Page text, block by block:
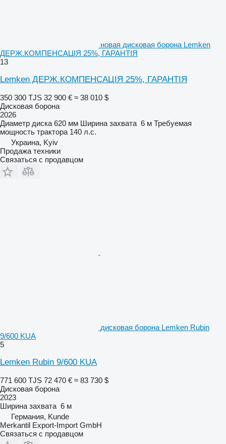
новая дисковая борона Lemken
ДЕРЖ.КОМПЕНСАЦІЯ 25%, ГАРАНТІЯ
13
Lemken ДЕРЖ.КОМПЕНСАЦІЯ 25%, ГАРАНТІЯ
350 300 TJS 32 900 € ≈ 38 010 $
Дисковая борона
2026
Диаметр диска 620 мм Ширина захвата 6 м Требуемая
мощность трактора 140 л.с.
Украина, Kyiv
Продажа техники
Связаться с продавцом
дисковая борона Lemken Rubin
9/600 KUA
5
Lemken Rubin 9/600 KUA
771 600 TJS 72 470 € ≈ 83 730 $
Дисковая борона
2023
Ширина захвата 6 м
Германия, Kunde
Merkantil Export-Import GmbH
Связаться с продавцом